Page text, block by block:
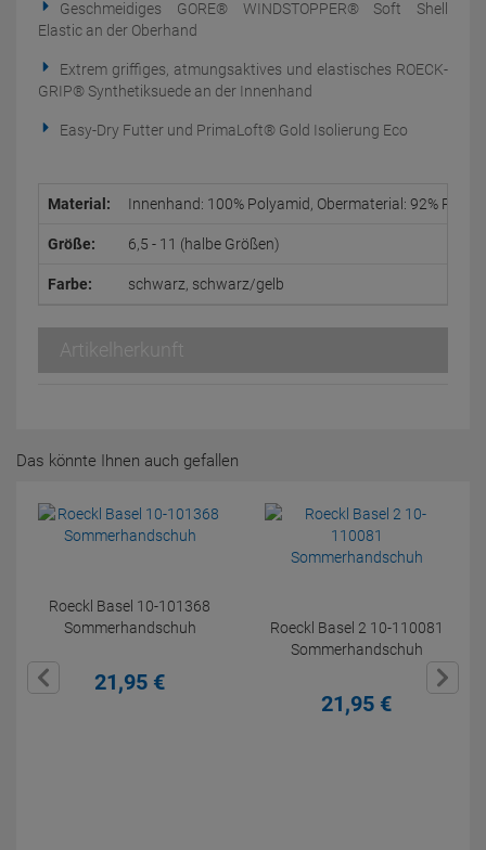
Geschmeidiges GORE® WINDSTOPPER® Soft Shell
Elastic an der Oberhand
Extrem griffiges, atmungsaktives und elastisches ROECK-
GRIP® Synthetiksuede an der Innenhand
Easy-Dry Futter und PrimaLoft® Gold Isolierung Eco
Material: Innenhand: 100% Polyamid, Obermaterial: 92%
Größe: 6,5 - 11 (halbe Größen)
Farbe: schwarz, schwarz/gelb
Artikelherkunft
Das könnte Ihnen auch gefallen
Roeckl Basel 10-101368
Sommerhandschuh
21,95 €
Roeckl Basel 2 10-110081
Sommerhandschuh
21,95 €